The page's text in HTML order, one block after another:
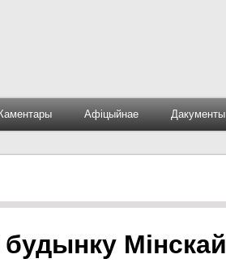
Каментары Афіцыйнае Дакументы
Мінскай